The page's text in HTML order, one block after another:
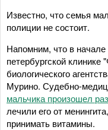
Известно, что семья
полиции не состоит.
Напомним, что в
петербургской
биологического
Мурино. Судебно-
мальчика произошел
лечили его от
принимать витамины.